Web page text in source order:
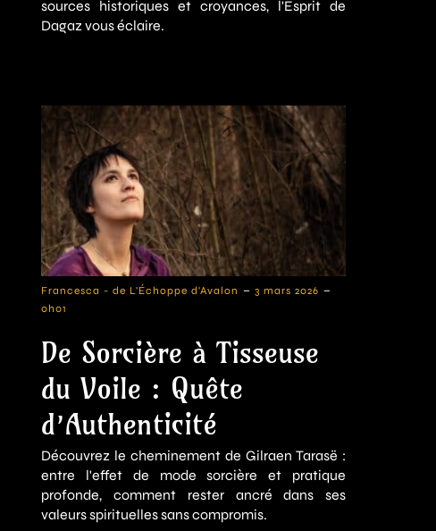
sources historiques et croyances, l'Esprit de
Dagaz vous éclaire.
Francesca - de L'Échoppe d'Avalon - 3 mars 2026 -
0h01
De Sorcière à Tisseuse
du Voile : Quête
d’Authenticité
Découvrez le cheminement de Gilraen Tarasë :
entre l'effet de mode sorcière et pratique
profonde, comment rester ancré dans ses
valeurs spirituelles sans compromis.